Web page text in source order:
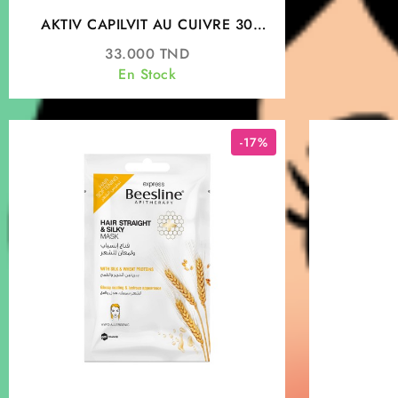
AKTIV CAPILVIT AU CUIVRE 30
COMPRIMES
33.000 TND
En Stock
-17%